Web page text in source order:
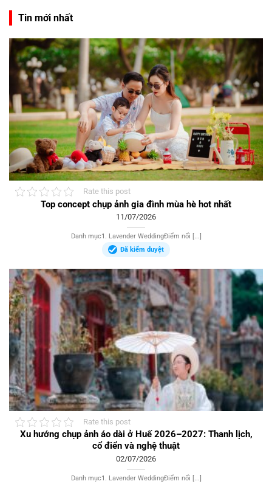
Tin mới nhất
Rate this post
Top concept chụp ảnh gia đình mùa hè hot nhất
11/07/2026
Danh mục1. Lavender WeddingĐiểm nổi [...]
Đã kiểm duyệt
Rate this post
Xu hướng chụp ảnh áo dài ở Huế 2026–2027: Thanh lịch,
cổ điển và nghệ thuật
02/07/2026
Danh mục1. Lavender WeddingĐiểm nổi [...]